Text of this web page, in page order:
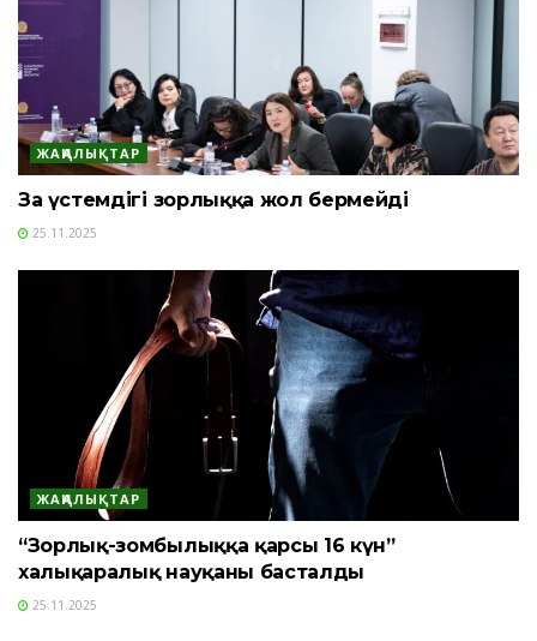
ЖАҢАЛЫҚТАР
Заң үстемдігі зорлыққа жол бермейді
25.11.2025
ЖАҢАЛЫҚТАР
“Зорлық-зомбылыққа қарсы 16 күн”
халықаралық науқаны басталды
25.11.2025